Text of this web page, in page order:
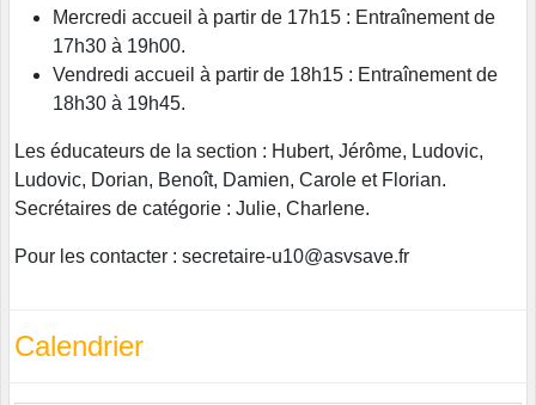
Mercredi accueil à partir de 17h15 : Entraînement de
17h30 à 19h00.
Vendredi accueil à partir de 18h15 : Entraînement de
18h30 à 19h45.
Les éducateurs de la section : Hubert, Jérôme, Ludovic,
Ludovic, Dorian, Benoît, Damien, Carole et Florian.
Secrétaires de catégorie : Julie, Charlene.
Pour les contacter : secretaire-u10@asvsave.fr
Calendrier